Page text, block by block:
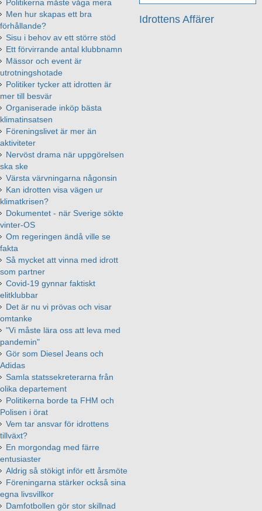
Idrottens Affärer
Politikerna måste våga mera
Men hur skapas ett bra
förhållande?
Sisu i behov av ett större stöd
Ett förvirrande antal klubbnamn
Mässor och event är
utrotningshotade
Politiker tycker att idrotten är
mer till besvär
Organiserade inköp bästa
klimatinsatsen
Föreningslivet är mer än
aktiviteter
Nervöst drama när uppgörelsen
ska ske
Värsta värvningarna någonsin
Kan idrotten visa vägen ur
klimatkrisen?
Dokumentet - när Sverige sökte
vinter-OS
Om regeringen ändå ville se
fakta
Så mycket att vinna med idrott
som partner
Covid-19 gynnar faktiskt
elitklubbar
Det är nu vi prövas och visar
omtanke
"Vi måste lära oss att leva med
pandemin"
Gör som Diesel Jeans och
Adidas
Samla statssekreterarna från
olika departement
Politikerna borde ta FHM och
Polisen i örat
Vem tar ansvar för idrottens
tillväxt?
En morgondag med färre
entusiaster
Aldrig så stökigt inför ett årsmöte
Föreningarna stärker också sina
egna livsvillkor
Damfotbollen gör stor skillnad